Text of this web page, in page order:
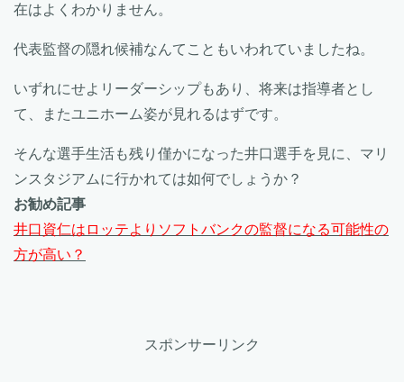
在はよくわかりません。
代表監督の隠れ候補なんてこともいわれていましたね。
いずれにせよリーダーシップもあり、将来は指導者とし
て、またユニホーム姿が見れるはずです。
そんな選手生活も残り僅かになった井口選手を見に、マリ
ンスタジアムに行かれては如何でしょうか？
お勧め記事
井口資仁はロッテよりソフトバンクの監督になる可能性の
方が高い？
スポンサーリンク